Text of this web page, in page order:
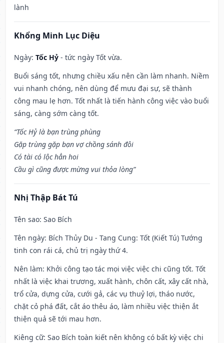
lành
Khổng Minh Lục Diệu
Ngày: Tốc Hỷ - tức ngày Tốt vừa.
Buổi sáng tốt, nhưng chiều xấu nên cần làm nhanh. Niềm
vui nhanh chóng, nên dùng để mưu đại sự, sẽ thành
công mau lẹ hơn. Tốt nhất là tiến hành công việc vào buổi
sáng, càng sớm càng tốt.
“Tốc Hỷ là bạn trùng phùng
Gặp trùng gặp bạn vợ chồng sánh đôi
Có tài có lộc hẳn hoi
Cầu gì cũng được mừng vui thỏa lòng”
Nhị Thập Bát Tú
Tên sao: Sao Bích
Tên ngày: Bích Thủy Du - Tang Cung: Tốt (Kiết Tú) Tướng
tinh con rái cá, chủ trị ngày thứ 4.
Nên làm: Khởi công tạo tác mọi việc việc chi cũng tốt. Tốt
nhất là việc khai trương, xuất hành, chôn cất, xây cất nhà,
trổ cửa, dựng cửa, cưới gả, các vụ thuỷ lợi, tháo nước,
chặt cỏ phá đất, cắt áo thêu áo, làm nhiều việc thiện ắt
thiện quả sẽ tới mau hơn.
Kiêng cữ: Sao Bích toàn kiết nên không có bất kỳ việc chi